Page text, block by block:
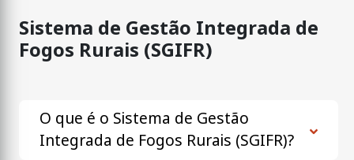
Sistema de Gestão Integrada de
Fogos Rurais (SGIFR)
O que é o Sistema de Gestão
Integrada de Fogos Rurais (SGIFR)?